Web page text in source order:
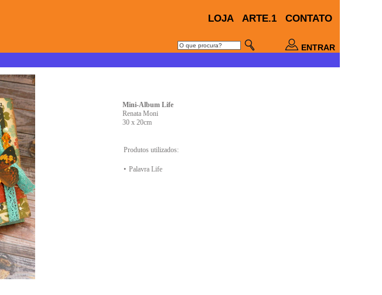
LOJA ARTE.1 CONTATO
ENTRAR